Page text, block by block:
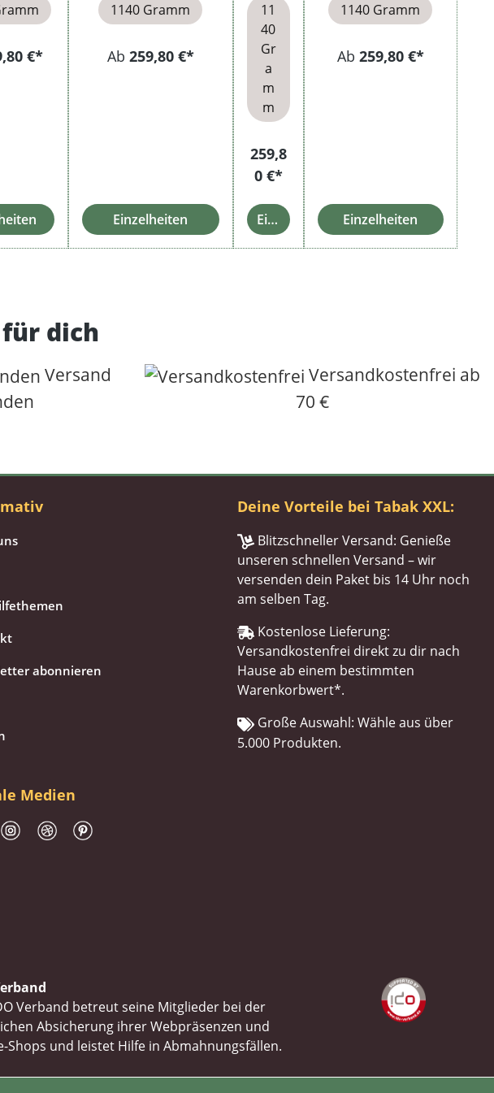
€*
1140 Gramm
Ab 259,80 €*
Einzelheiten
11
40
Gr
a
m
m
259,8
0 €*
Einzelheiten
1140 Gramm
Ab 259,80 €*
Einzelheiten
dich
Versand
Versandkostenfrei ab
70 €
abonnieren
Deine Vorteile bei Tabak XXL:
Blitzschneller Versand: Genieße
unseren schnellen Versand – wir
versenden dein Paket bis 14 Uhr noch
am selben Tag.
Kostenlose Lieferung:
Versandkostenfrei direkt zu dir nach
Hause ab einem bestimmten
Warenkorbwert*.
Große Auswahl: Wähle aus über
5.000 Produkten.
Medien
Verband betreut seine Mitglieder bei der
Absicherung ihrer Webpräsenzen und
Shops und leistet Hilfe in Abmahnungsfällen.